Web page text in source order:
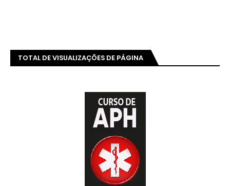
TOTAL DE VISUALIZAÇÕES DE PÁGINA